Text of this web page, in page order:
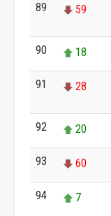
89 59
90 18
91 28
92 20
93 60
94 7